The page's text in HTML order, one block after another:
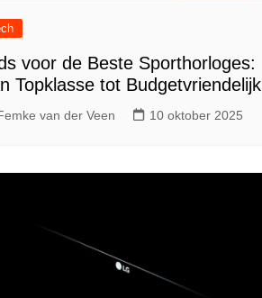
voor de Beste Sporthorloges:
Topklasse tot Budgetvriendelijk
van der Veen 10 oktober 2025